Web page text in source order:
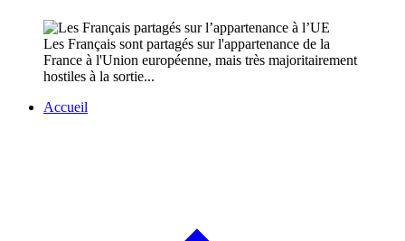
Les Français sont partagés sur l'appartenance de la
France à l'Union européenne, mais très majoritairement
hostiles à la sortie...
Accueil